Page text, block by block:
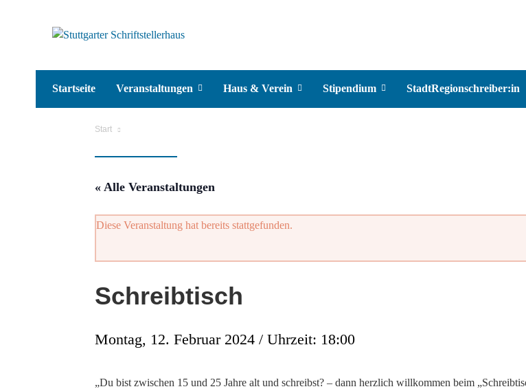
Startseite Veranstaltungen Haus & Verein Stipendium StadtRegionschreiber:in
Start
« Alle Veranstaltungen
Diese Veranstaltung hat bereits stattgefunden.
Schreibtisch
Montag, 12. Februar 2024 / Uhrzeit: 18:00
„Du bist zwischen 15 und 25 Jahre alt und schreibst? – dann herzlich willkommen beim